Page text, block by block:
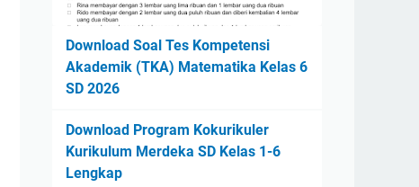
Download Soal Tes Kompetensi
Akademik (TKA) Matematika Kelas 6
SD 2026
Download Program Kokurikuler
Kurikulum Merdeka SD Kelas 1-6
Lengkap